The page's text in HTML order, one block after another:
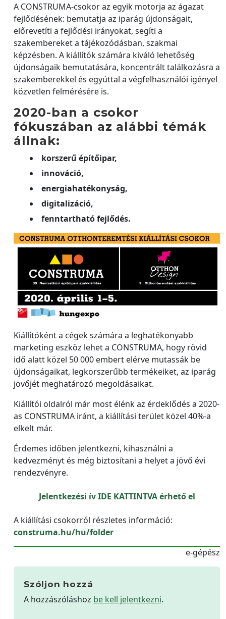
A CONSTRUMA-csokor az egyik motorja az ágazat
fejlődésének: bemutatja az iparág újdonságait,
előrevetíti a fejlődési irányokat, segíti a
szakembereket a tájékozódásban, szakmai
képzésben. A kiállítók számára kiváló lehetőség
újdonságaik bemutatására, koncentrált találkozásra a
szakemberekkel és egyúttal a végfelhasználói igényel
közvetlen felmérésére is.
2020-ban a csokor
fókuszában az alábbi témák
állnak:
korszerű építőipar,
innováció,
energiahatékonyság,
digitalizáció,
fenntartható fejlődés.
Kiállítóként a cégek számára a leghatékonyabb
marketing eszköz lehet a CONSTRUMA, hogy rövid
idő alatt közel 50 000 embert elérve mutassák be
újdonságaikat, legkorszerűbb termékeiket, az iparág
jövőjét meghatározó megoldásaikat.
Kiállítói oldalról már most élénk az érdeklődés a 2020-
as CONSTRUMA iránt, a kiállítási terület közel 40%-a
elkelt már.
Érdemes időben jelentkezni, kihasználni a
kedvezményt és még biztosítani a helyet a jövő évi
rendezvényre.
Jelentkezési ív IDE KATTINTVA érhető el
A kiállítási csokorról részletes információ:
construma.hu/hu/folder
e-gépész
Szóljon hozzá
A hozzászóláshoz be kell jelentkezni.